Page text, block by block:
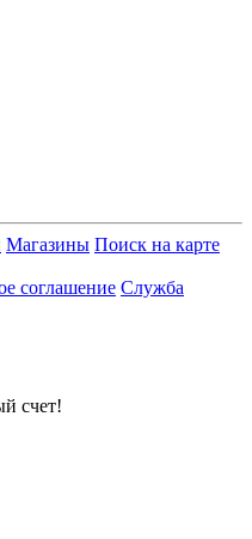
Магазины Поиск на карте
соглашение Служба
счет!